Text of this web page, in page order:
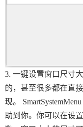
3. 一键设置窗口尺寸
的，甚至很多都在直
现。
助到你。你可以在设